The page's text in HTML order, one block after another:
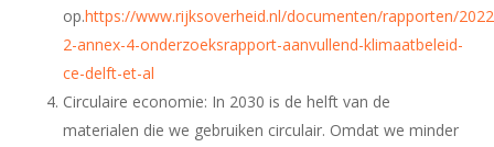
op.https://www.rijksoverheid.nl/documenten/rapporten/
2-annex-4-onderzoeksrapport-aanvullend-klimaatbeleid-
ce-delft-et-al
Circulaire economie: In 2030 is de helft van de
materialen die we gebruiken circulair. Omdat we minder